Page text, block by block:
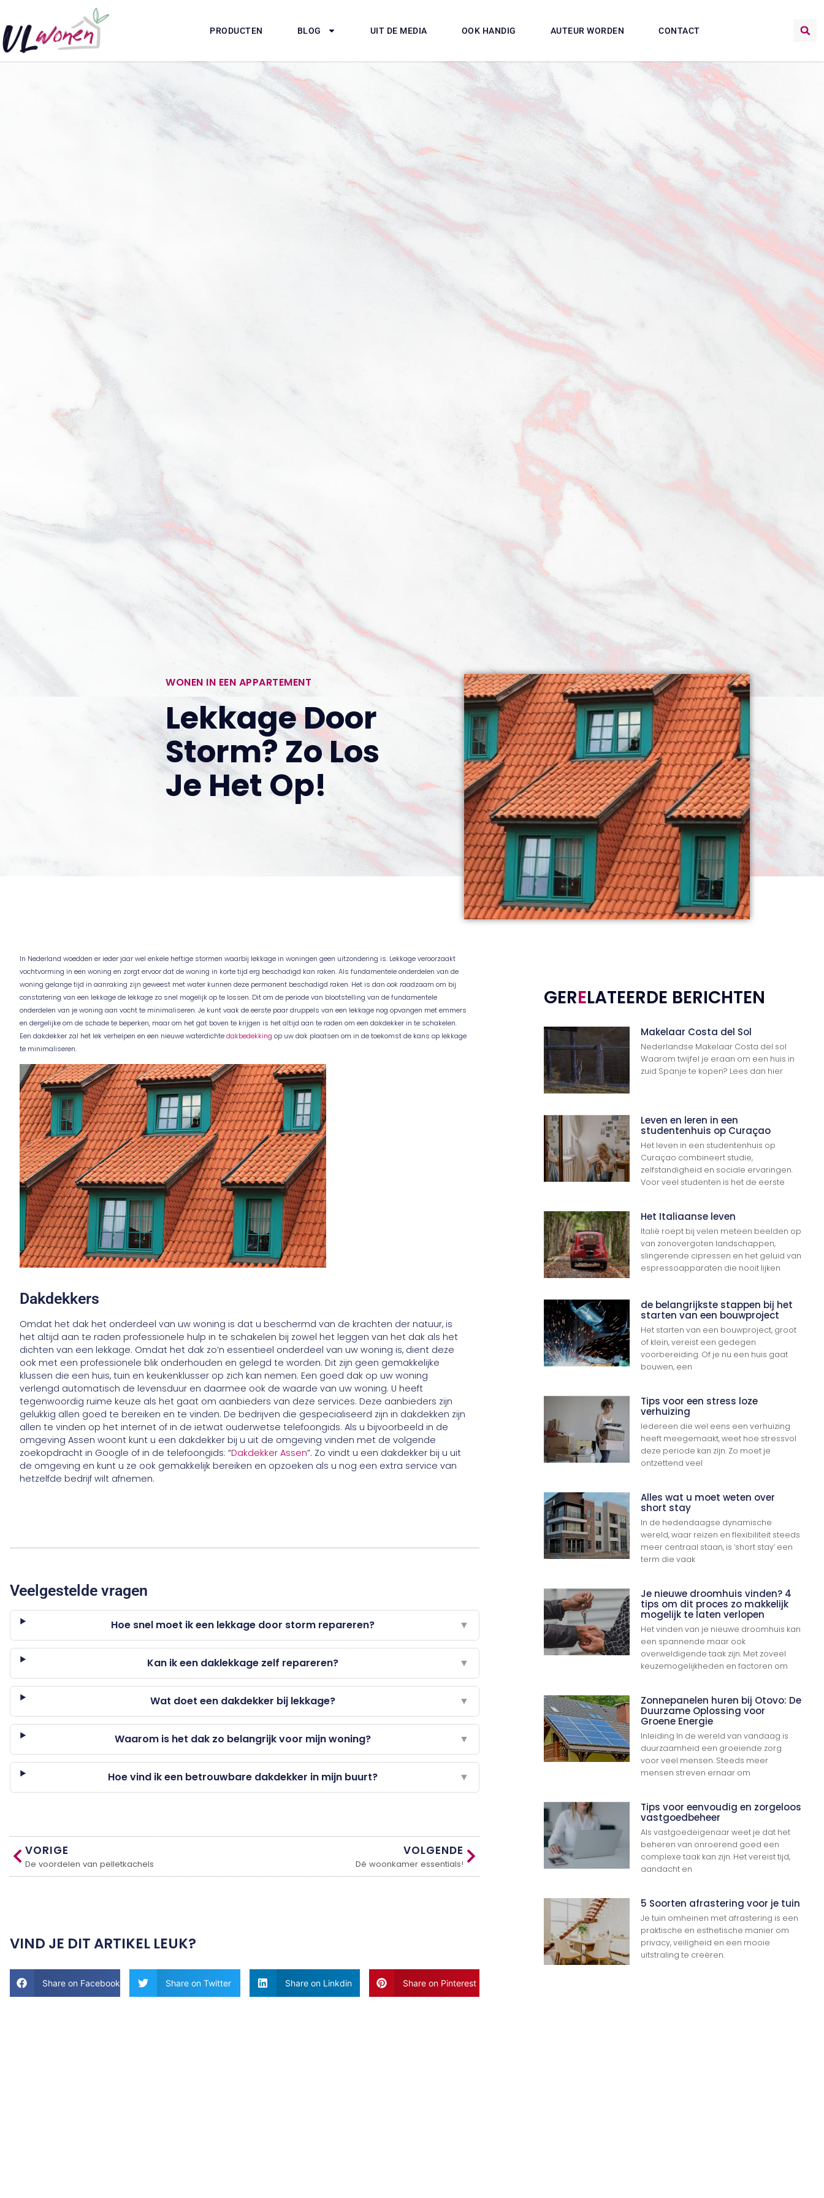
Ga Naar Boven
PRODUCTEN BLOG UIT DE MEDIA OOK HANDIG AUTEUR WORDEN CONTACT
WONEN IN EEN APPARTEMENT
Lekkage Door
Storm? Zo Los
Je Het Op!
In Nederland woedden er ieder jaar wel enkele heftige stormen waarbij lekkage in woningen geen uitzondering is. Lekkage veroorzaakt
vochtvorming in een woning en zorgt ervoor dat de woning in korte tijd erg beschadigd kan raken. Als fundamentele onderdelen van de
woning gelange tijd in aanraking zijn geweest met water kunnen deze permanent beschadigd raken. Het is dan ook raadzaam om bij
constatering van een lekkage de lekkage zo snel mogelijk op te lossen. Dit om de periode van blootstelling van de fundamentele
onderdelen van je woning aan vocht te minimaliseren. Je kunt vaak de eerste paar druppels van een lekkage nog opvangen met emmers
en dergelijke om de schade te beperken, maar om het gat boven te krijgen is het altijd aan te raden om een dakdekker in te schakelen.
Een dakdekker zal het lek verhelpen en een nieuwe waterdichtedakbedekking op uw dak plaatsen om in de toekomst de kans op lekkage
te minimaliseren.
Dakdekkers
Omdat het dak het onderdeel van uw woning is dat u beschermd van de krachten der natuur, is
het altijd aan te raden professionele hulp in te schakelen bij zowel het leggen van het dak als het
dichten van een lekkage. Omdat het dak zo’n essentieel onderdeel van uw woning is, dient deze
ook met een professionele blik onderhouden en gelegd te worden. Dit zijn geen gemakkelijke
klussen die een huis, tuin en keukenklusser op zich kan nemen. Een goed dak op uw woning
verlengd automatisch de levensduur en daarmee ook de waarde van uw woning. U heeft
tegenwoordig ruime keuze als het gaat om aanbieders van deze services. Deze aanbieders zijn
gelukkig allen goed te bereiken en te vinden. De bedrijven die gespecialiseerd zijn in dakdekken zijn
allen te vinden op het internet of in de ietwat ouderwetse telefoongids. Als u bijvoorbeeld in de
omgeving Assen woont kunt u een dakdekker bij u uit de omgeving vinden met de volgende
zoekopdracht in Google of in de telefoongids: “Dakdekker Assen”. Zo vindt u een dakdekker bij u uit
de omgeving en kunt u ze ook gemakkelijk bereiken en opzoeken als u nog een extra service van
hetzelfde bedrijf wilt afnemen.
Veelgestelde vragen
Hoe snel moet ik een lekkage door storm repareren? ▼
Kan ik een daklekkage zelf repareren? ▼
Wat doet een dakdekker bij lekkage? ▼
Waarom is het dak zo belangrijk voor mijn woning? ▼
Hoe vind ik een betrouwbare dakdekker in mijn buurt? ▼
VORIGE
De voordelen van pelletkachels
VOLGENDE
Dé woonkamer essentials!
VIND JE DIT ARTIKEL LEUK?
Share on Facebook Share on Twitter Share on Linkdin Share on Pinterest
GERELATEERDE BERICHTEN
Makelaar Costa del Sol
Nederlandse Makelaar Costa del sol
Waarom twijfel je eraan om een huis in
zuid Spanje te kopen? Lees dan hier
Leven en leren in een
studentenhuis op Curaçao
Het leven in een studentenhuis op
Curaçao combineert studie,
zelfstandigheid en sociale ervaringen.
Voor veel studenten is het de eerste
Het Italiaanse leven
Italië roept bij velen meteen beelden op
van zonovergoten landschappen,
slingerende cipressen en het geluid van
espressoapparaten die nooit lijken
de belangrijkste stappen bij het
starten van een bouwproject
Het starten van een bouwproject, groot
of klein, vereist een gedegen
voorbereiding. Of je nu een huis gaat
bouwen, een
Tips voor een stress loze
verhuizing
Iedereen die wel eens een verhuizing
heeft meegemaakt, weet hoe stressvol
deze periode kan zijn. Zo moet je
ontzettend veel
Alles wat u moet weten over
short stay
In de hedendaagse dynamische
wereld, waar reizen en flexibiliteit steeds
meer centraal staan, is ‘short stay’ een
term die vaak
Je nieuwe droomhuis vinden? 4
tips om dit proces zo makkelijk
mogelijk te laten verlopen
Het vinden van je nieuwe droomhuis kan
een spannende maar ook
overweldigende taak zijn. Met zoveel
keuzemogelijkheden en factoren om
Zonnepanelen huren bij Otovo: De
Duurzame Oplossing voor
Groene Energie
Inleiding In de wereld van vandaag is
duurzaamheid een groeiende zorg
voor veel mensen. Steeds meer
mensen streven ernaar om
Tips voor eenvoudig en zorgeloos
vastgoedbeheer
Als vastgoedeigenaar weet je dat het
beheren van onroerend goed een
complexe taak kan zijn. Het vereist tijd,
aandacht en
5 Soorten afrastering voor je tuin
Je tuin omheinen met afrastering is een
praktische en esthetische manier om
privacy, veiligheid en een mooie
uitstraling te creëren.